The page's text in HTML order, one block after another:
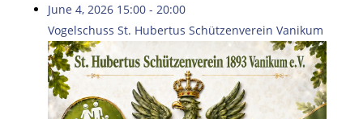
June 4, 2026 15:00 - 20:00
Vogelschuss St. Hubertus Schützenverein Vanikum